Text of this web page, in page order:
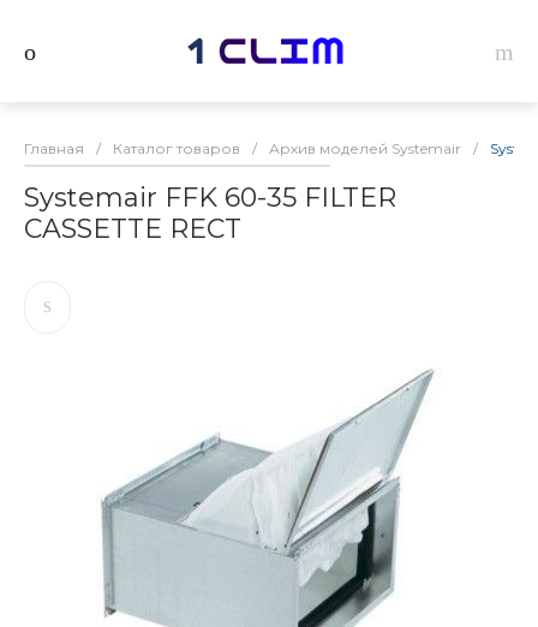
Главная / Каталог товаров / Архив моделей Systemair /
Systemair FFK 60-35 FILTER
CASSETTE RECT